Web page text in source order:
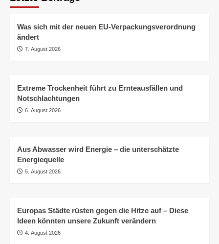
Was sich mit der neuen EU-Verpackungsverordnung
ändert
7. August 2026
Extreme Trockenheit führt zu Ernteausfällen und
Notschlachtungen
6. August 2026
Aus Abwasser wird Energie – die unterschätzte
Energiequelle
5. August 2026
Europas Städte rüsten gegen die Hitze auf – Diese
Ideen könnten unsere Zukunft verändern
4. August 2026